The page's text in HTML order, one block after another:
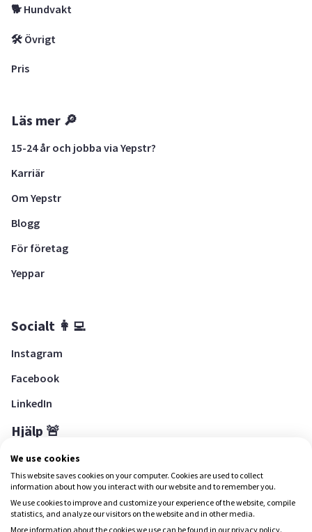
🐕 Hundvakt
🛠 Övrigt
Pris
Läs mer 🔎
15-24 år och jobba via Yepstr?
Karriär
Om Yepstr
Blogg
För företag
Yeppar
Socialt 👩‍💻
Instagram
Facebook
LinkedIn
Hjälp 🚨
Hjälpcenter
Ladda ned Yepstr
We use cookies
This website saves cookies on your computer. Cookies are used to collect
information about how you interact with our website and to remember you.
We use cookies to improve and customize your experience of the website, compile
statistics, and analyze our visitors on the website and in other media.
More information about the cookies we use can be found in our privacy policy.